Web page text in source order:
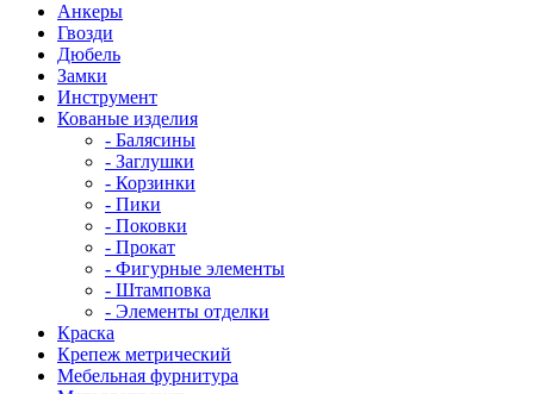
Анкеры
Гвозди
Дюбель
Замки
Инструмент
Кованые изделия
- Балясины
- Заглушки
- Корзинки
- Пики
- Поковки
- Прокат
- Фигурные элементы
- Штамповка
- Элементы отделки
Краска
Крепеж метрический
Мебельная фурнитура